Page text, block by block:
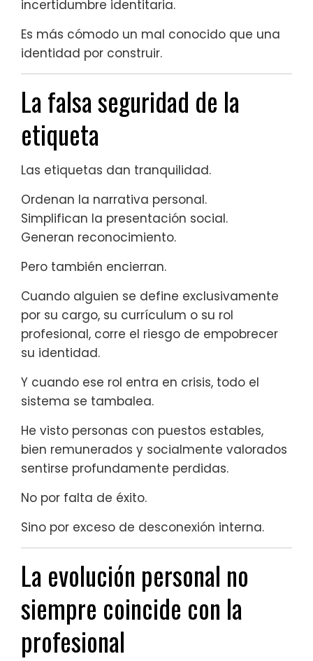
incertidumbre identitaria.
Es más cómodo un mal conocido que una
identidad por construir.
La falsa seguridad de la
etiqueta
Las etiquetas dan tranquilidad.
Ordenan la narrativa personal.
Simplifican la presentación social.
Generan reconocimiento.
Pero también encierran.
Cuando alguien se define exclusivamente
por su cargo, su currículum o su rol
profesional, corre el riesgo de empobrecer
su identidad.
Y cuando ese rol entra en crisis, todo el
sistema se tambalea.
He visto personas con puestos estables,
bien remunerados y socialmente valorados
sentirse profundamente perdidas.
No por falta de éxito.
Sino por exceso de desconexión interna.
La evolución personal no
siempre coincide con la
profesional